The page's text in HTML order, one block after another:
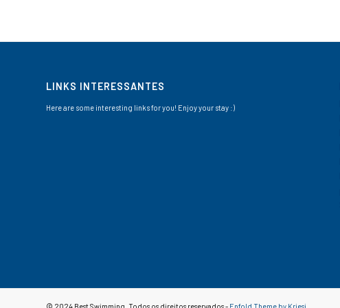
LINKS INTERESSANTES
Here are some interesting links for you! Enjoy your stay :)
© 2024 Best Swimming. Todos os direitos reservados - Enfold Theme by Kriesi